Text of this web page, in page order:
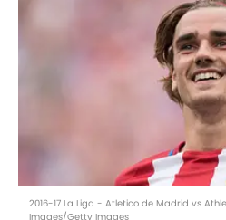
2016-17 La Liga - Atletico de Madrid vs
Images/Getty Images